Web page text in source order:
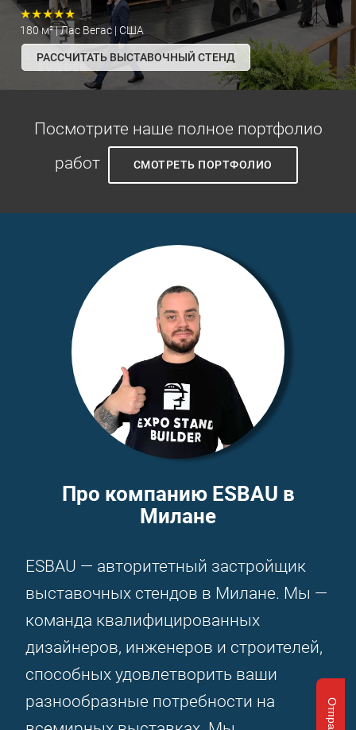
★★★★★
180 м² | Лас Вегас | США
РАССЧИТАТЬ ВЫСТАВОЧНЫЙ СТЕНД
Посмотрите наше полное портфолио
работ
СМОТРЕТЬ ПОРТФОЛИО
Про компанию ESBAU в
Милане
ESBAU — авторитетный застройщик
выставочных стендов в Милане. Мы —
команда квалифицированных
дизайнеров, инженеров и строителей,
способных удовлетворить ваши
разнообразные потребности на